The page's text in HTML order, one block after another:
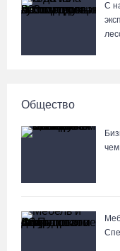
В Вологодской области
08.08.26 / 17:36
Четыре человека
Троицкий Орловский
крест
С
Общество